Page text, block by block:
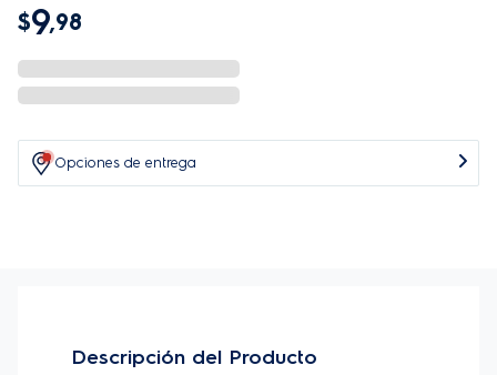
$9,98
Opciones de entrega
Descripción del Producto